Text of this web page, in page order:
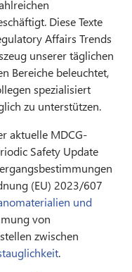
Diese Texte
Affairs Trends
unserer täglichen
Bereiche beleuchtet,
spezialisiert
zu unterstützen.
aktuelle MDCG-
Safety Update
(EU) 2023/607
und
von
zwischen
.